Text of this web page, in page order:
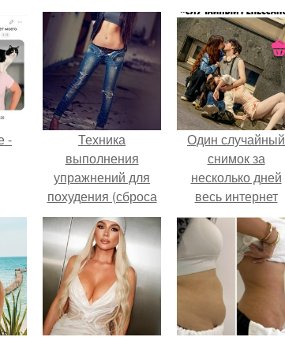
-
Техника
выполнения
упражнений для
похудения (сброса
веса) живота, боков
и низа спины.
Один случайный
снимок за
несколько дней
весь интернет
облетел.